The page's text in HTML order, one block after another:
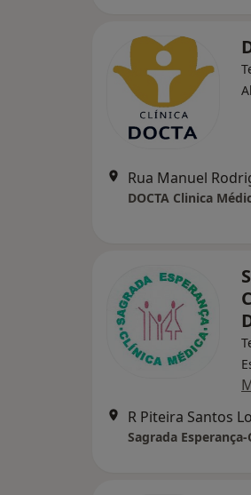
Rua Manuel
DOCTA Clinica
Sagrada